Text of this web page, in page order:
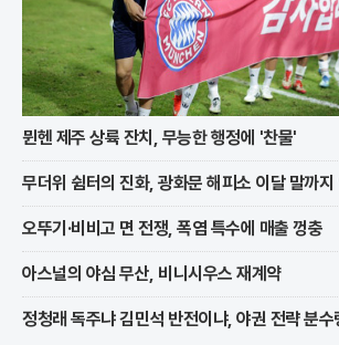
뮌헨 제주 상륙 잔치, 무능한 행정에 '찬물'
무더위 쉼터의 진화, 광화문 해피소 이달 말까지
오뚜기·비비고 면 전쟁, 폭염 특수에 매출 껑충
아스널의 야심 무산, 비니시우스 재계약
정청래 독주냐 김민석 반전이냐, 야권 전략 분수